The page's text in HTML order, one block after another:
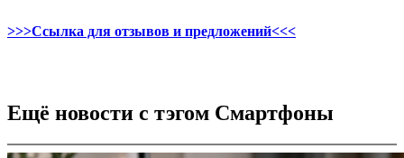
>>>Ссылка для отзывов и предложений<<<
Ещё новости с тэгом Смартфоны